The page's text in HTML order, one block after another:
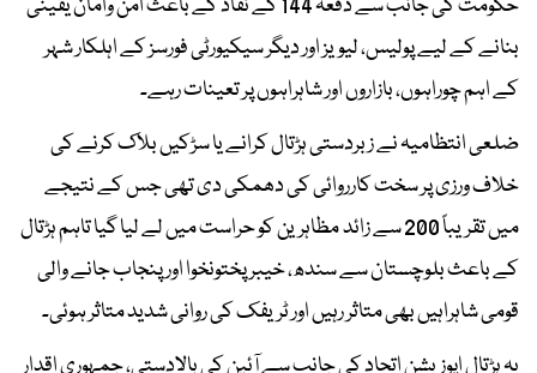
حکومت کی جانب سے دفعہ 144 کے نفاذ کے باعث امن وامان یقینی
بنانے کے لیے پولیس، لیویز اور دیگر سیکیورٹی فورسز کے اہلکار شہر
کے اہم چوراہوں، بازاروں اور شاہراہوں پر تعینات رہے۔
ضلعی انتظامیہ نے زبردستی ہڑتال کرانے یا سڑکیں بلاک کرنے کی
خلاف ورزی پر سخت کارروائی کی دھمکی دی تھی جس کے نتیجے
میں تقریباً 200 سے زائد مظاہرین کو حراست میں لے لیا گیا تاہم ہڑتال
کے باعث بلوچستان سے سندھ، خیبر پختونخوا اور پنجاب جانے والی
قومی شاہراہیں بھی متاثر رہیں اور ٹریفک کی روانی شدید متاثر ہوئی۔
یہ ہڑتال اپوزیشن اتحاد کی جانب سے آئین کی بالادستی، جمہوری اقدار